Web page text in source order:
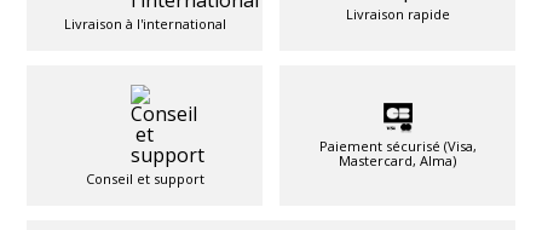
Livraison à l'international
Livraison rapide
Conseil et support
Paiement sécurisé (Visa,
Mastercard, Alma)